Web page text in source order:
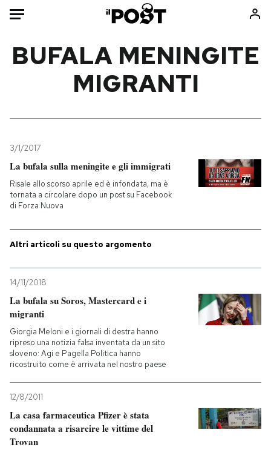
Mondo
Tecnologia
Internet
Scienza
Cultura
Sport
Libri
Ok Boomer!
Media
PODCAST
NEWSLETTER
SHOP
BUFALA MENINGITE
MIGRANTI
3/1/2017
La bufala sulla meningite e gli immigrati
Risale allo scorso aprile ed è infondata, ma è
tornata a circolare dopo un post su Facebook
di Forza Nuova
Altri articoli su questo argomento
14/11/2018
La bufala su Soros, Mastercard e i
migranti
Giorgia Meloni e i giornali di destra hanno
ripreso una notizia falsa inventata da un sito
sloveno: Agi e Pagella Politica hanno
ricostruito come è arrivata nel nostro paese
12/8/2011
La casa farmaceutica Pfizer è stata
condannata a risarcire le vittime del
Trovan